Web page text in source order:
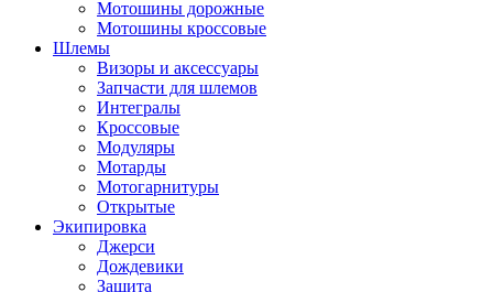
Мотошины дорожные
Мотошины кроссовые
Шлемы
Визоры и аксессуары
Запчасти для шлемов
Интегралы
Кроссовые
Модуляры
Мотарды
Мотогарнитуры
Открытые
Экипировка
Джерси
Дождевики
Защита